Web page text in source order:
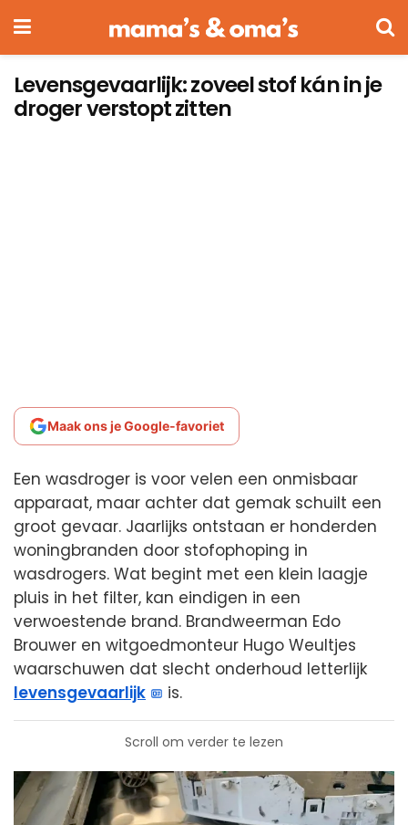
Levensgevaarlijk: zoveel stof kán in je
droger verstopt zitten
Maak ons je Google-favoriet
Een wasdroger is voor velen een onmisbaar
apparaat, maar achter dat gemak schuilt een
groot gevaar. Jaarlijks ontstaan er honderden
woningbranden door stofophoping in
wasdrogers. Wat begint met een klein laagje
pluis in het filter, kan eindigen in een
verwoestende brand. Brandweerman Edo
Brouwer en witgoedmonteur Hugo Weultjes
waarschuwen dat slecht onderhoud letterlijk
levensgevaarlijk
is.
Scroll om verder te lezen